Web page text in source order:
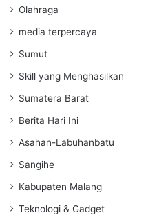
Olahraga
media terpercaya
Sumut
Skill yang Menghasilkan
Sumatera Barat
Berita Hari Ini
Asahan-Labuhanbatu
Sangihe
Kabupaten Malang
Teknologi & Gadget